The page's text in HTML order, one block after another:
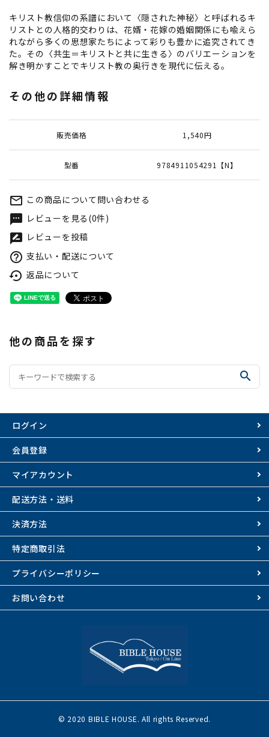
キリスト教信仰の系譜において〈隠された神秘〉と呼ばれるキ
リストとの人格的交わりは、花婿・花嫁の婚姻関係にも喩えら
れながら多くの思想家たちによって彩りも豊かに追究されてき
た。その〈共生＝キリストと共に生きる〉のバリエーションを
解き明かすことでキリスト教の奥行きを現代に伝える。
その他の詳細情報
販売価格 1,540円
型番 9784911054291【N】
mail_outline この商品について問い合わせる
textsms レビューを見る(0件)
rate_review レビューを投稿
help_outline 支払い・配送について
settings_backup_restore 返品について
他の商品を探す
search
ログイン
会員登録
マイアカウント
配送方法・送料
決済方法
特定商取引法
プライバシーポリシー
お問い合わせ
© 2020 BIBLE HOUSE. All rights Reserved.